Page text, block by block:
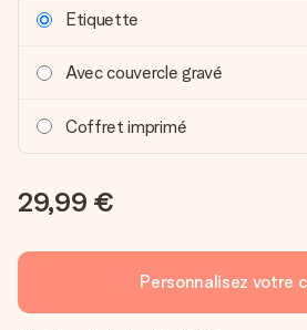
Etiquette
Avec couvercle gravé
Coffret imprimé
29,99 €
Personnalisez votre